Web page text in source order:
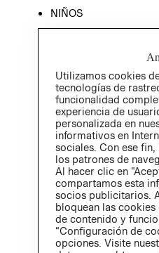
NIÑOS
HOME
Utilizamos cookies
tecnologías de
funcionalidad
experiencia de
personalizada en
informativos en
sociales. Con ese
los patrones de
Al hacer clic en
compartamos esta
socios publicitarios.
bloquean las
de contenido y
“Configuración de
opciones. Visite